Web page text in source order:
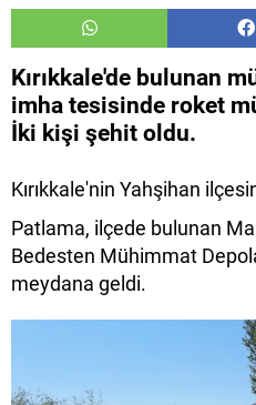
Kırıkkale'de bulunan
imha tesisinde roket
İki kişi şehit oldu.
Kırıkkale'nin Yahşihan
Patlama, ilçede bulunan
Bedesten Mühimmat
meydana geldi.